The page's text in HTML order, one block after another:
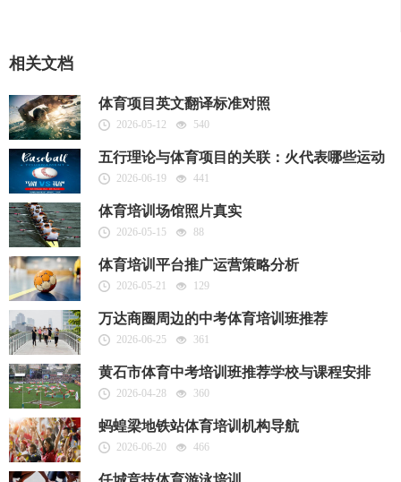
相关文档
体育项目英文翻译标准对照
2026-05-12 540
五行理论与体育项目的关联：火代表哪些运动
2026-06-19 441
体育培训场馆照片真实
2026-05-15 88
体育培训平台推广运营策略分析
2026-05-21 129
万达商圈周边的中考体育培训班推荐
2026-06-25 361
黄石市体育中考培训班推荐学校与课程安排
2026-04-28 360
蚂蝗梁地铁站体育培训机构导航
2026-06-20 466